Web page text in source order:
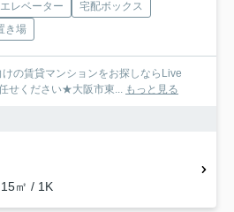
エレベーター
宅配ボックス
き場
の賃貸マンションをお探しならLive
せください★大阪市東... もっと見る
㎡ / 1K